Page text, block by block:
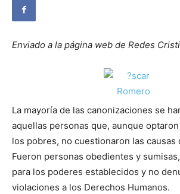
Enviado a la página web de Redes
La mayoría de las canonizaciones se
aquellas personas que, aunque
los pobres, no cuestionaron las causas
Fueron personas obedientes y
para los poderes establecidos y no
violaciones a los Derechos Humanos.